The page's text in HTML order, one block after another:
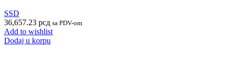
SSD
36,657.23 рсд sa PDV-om
Add to wishlist
Dodaj u korpu